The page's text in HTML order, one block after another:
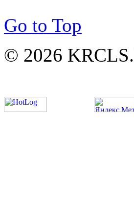
Go to Top
© 2026